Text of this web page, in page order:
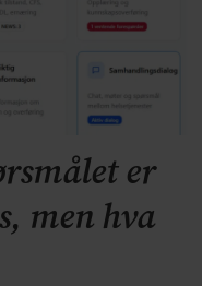
er
men hva